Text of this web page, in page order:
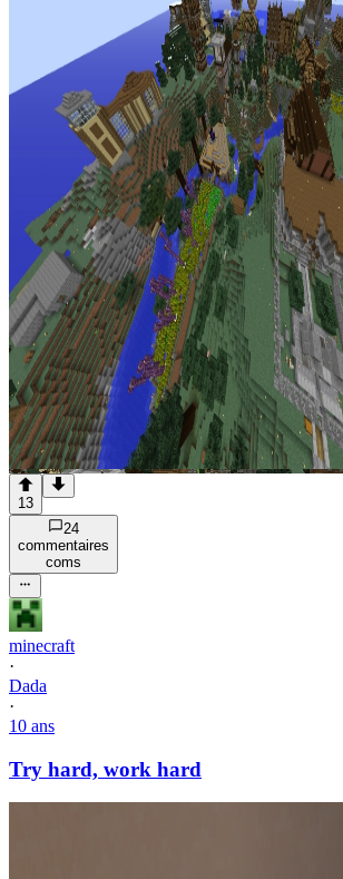
13
24
commentaires
coms
minecraft
·
Dada
·
10 ans
Try hard, work hard